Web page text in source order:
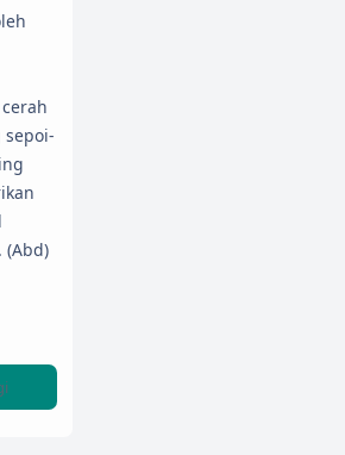
(Abd)